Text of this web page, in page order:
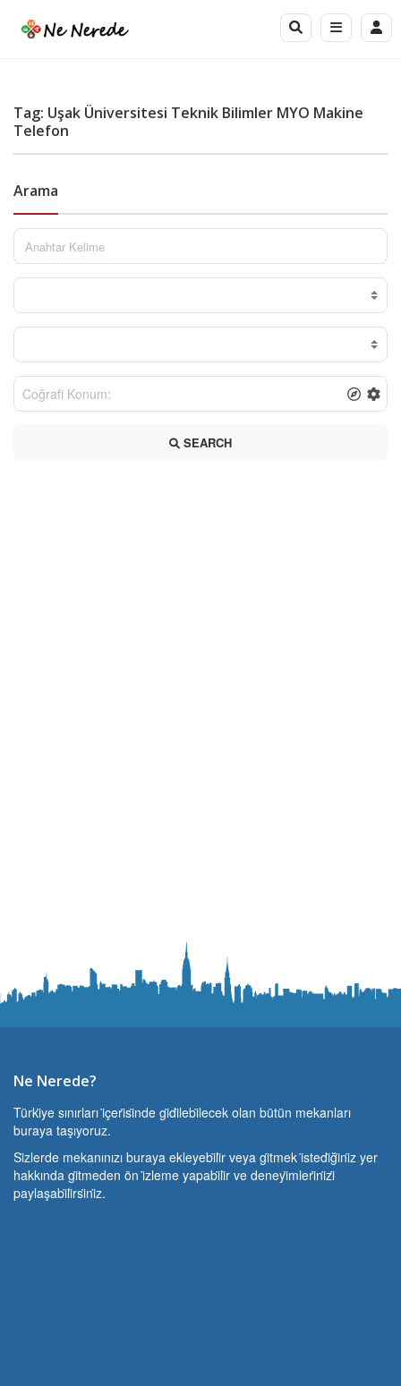
Tag: Uşak Üniversitesi Teknik Bilimler MYO Makine
Telefon
Arama
SEARCH
Ne Nerede?
Türki̇ye sınırları i̇çeri̇si̇nde gi̇di̇lebi̇lecek olan bütün mekanları
buraya taşıyoruz.
Si̇zlerde mekanınızı buraya ekleyebi̇li̇r veya gi̇tmek i̇stedi̇ği̇ni̇z yer
hakkında gi̇tmeden ön i̇zleme yapabi̇li̇r ve deneyi̇mleri̇ni̇zi̇
paylaşabi̇li̇rsi̇ni̇z.